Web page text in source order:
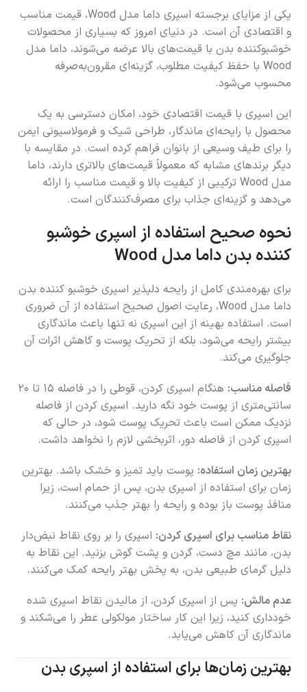
یکی از مزایای برجسته اسپری داما مدل Wood، قیمت مناسب
و اقتصادی آن است. در دنیای امروز که بسیاری از محصولات
خوشبوکننده بدن با قیمت‌های بالا عرضه می‌شوند، داما مدل
Wood با حفظ کیفیت مطلوب، گزینه‌ای مقرون‌به‌صرفه
محسوب می‌شود.
این اسپری با قیمت اقتصادی خود، امکان دسترسی به یک
محصول با رایحه‌ای ماندگار، طراحی شیک و فرمولاسیونی ایمن
را برای طیف وسیعی از بانوان فراهم کرده است. در مقایسه با
دیگر برندهای مشابه که معمولاً قیمت‌های بالاتری دارند، داما
مدل Wood ترکیبی از کیفیت بالا و قیمت مناسب را ارائه
می‌دهد و گزینه‌ای جذاب برای مصرف‌کنندگان است.
نحوه صحیح استفاده از اسپری خوشبو
کننده بدن داما مدل Wood
برای بهره‌مندی کامل از رایحه دلپذیر اسپری خوشبو کننده بدن
داما مدل Wood، رعایت اصول صحیح استفاده از آن ضروری
است. استفاده بهینه از این اسپری نه تنها باعث ماندگاری
بیشتر رایحه می‌شود، بلکه از تحریک پوست و کاهش اثرات آن
جلوگیری می‌کند.
فاصله مناسب:
هنگام اسپری کردن، قوطی را در فاصله ۱۵ تا ۲۰
سانتی‌متری از پوست خود نگه دارید. اسپری کردن از فاصله
نزدیک ممکن است باعث تحریک پوست شود، در حالی که
اسپری کردن از فاصله دور، اثربخشی لازم را نخواهد داشت.
بهترین زمان استفاده: پوست باید تمیز و خشک باشد. بهترین
زمان برای استفاده از اسپری بدن، پس از حمام است، زیرا
منافذ پوست باز بوده و رایحه را بهتر جذب می‌کنند.
نقاط مناسب برای اسپری کردن: اسپری را بر روی نقاط نبض‌دار
بدن، مانند مچ دست، گردن و پشت گوش بزنید. این نقاط به
دلیل گرمای طبیعی بدن، به پخش بهتر رایحه کمک می‌کنند.
عدم مالش: پس از اسپری کردن، از مالیدن نقاط اسپری شده
خودداری کنید، زیرا این کار ساختار مولکولی عطر را می‌شکند و
ماندگاری آن کاهش می‌یابد.
بهترین زمان‌ها برای استفاده از اسپری بدن